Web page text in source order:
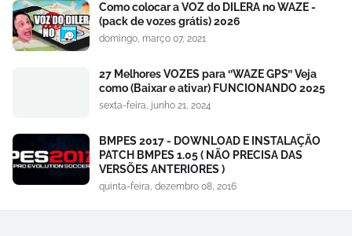
Como colocar a VOZ do DILERA no WAZE -
(pack de vozes grátis) 2026
domingo, março 07, 2021
27 Melhores VOZES para ‘’WAZE GPS’’ Veja
como (Baixar e ativar) FUNCIONANDO 2025
sexta-feira, junho 21, 2024
BMPES 2017 - DOWNLOAD E INSTALAÇÃO
PATCH BMPES 1.05 ( NÃO PRECISA DAS
VERSÕES ANTERIORES )
quinta-feira, dezembro 08, 2016